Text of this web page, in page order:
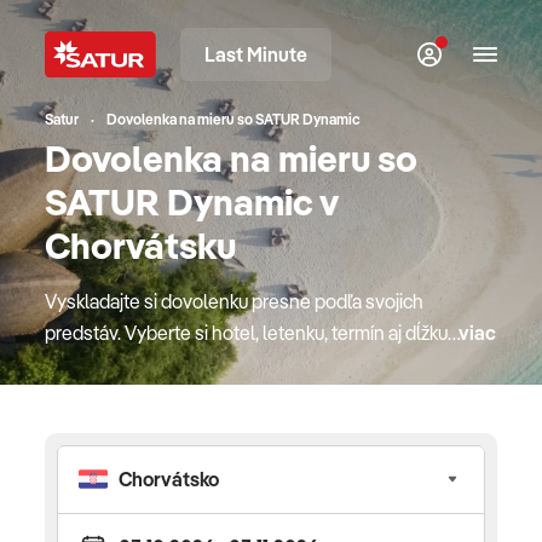
Last Minute
Satur Dovolenka na mieru so SATUR Dynamic
Dovolenka na mieru so
SATUR Dynamic v
Chorvátsku
Vyskladajte si dovolenku presne podľa svojich
predstáv. Vyberte si hotel, letenku, termín aj dĺžku
pobytu jednoducho online a vytvorte si dovolenku
dovolenky, vďaka ktorému kombinujete dostupné
lety, overené hotely a doplnkové služby podľa
viac